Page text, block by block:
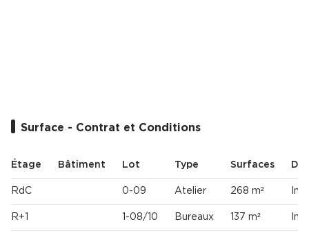
Surface - Contrat et Conditions
Étage Bâtiment Lot Type Surfaces
RdC 0-09 Atelier 268 m²
R+1 1-08/10 Bureaux 137 m²